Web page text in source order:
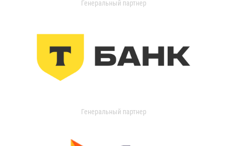
Генеральный партнер
Генеральный партнер